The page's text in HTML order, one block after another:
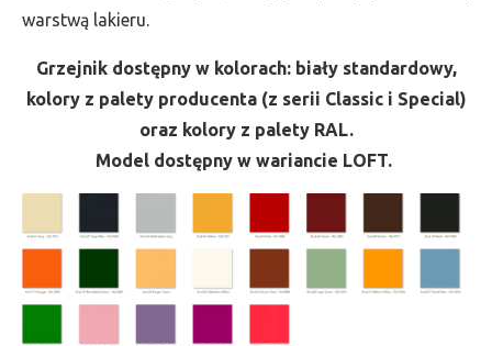
warstwą lakieru.
Grzejnik dostępny w kolorach: biały standardowy,
kolory z palety producenta (z serii Classic i Special)
oraz kolory z palety RAL.
Model dostępny w wariancie LOFT.